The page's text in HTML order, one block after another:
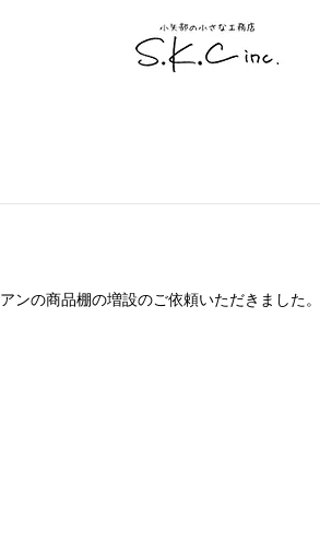
ンの商品棚の増設のご依頼いただきました。